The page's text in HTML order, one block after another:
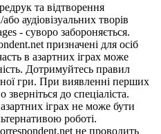
та відтворення
аудіовізуальних творів
- суворо забороняється.
призначені для осіб
в азартних іграх може
Дотримуйтесь правил
гри. При виявленні перших
до спеціаліста.
іграх не може бути
роботі.
не проводить